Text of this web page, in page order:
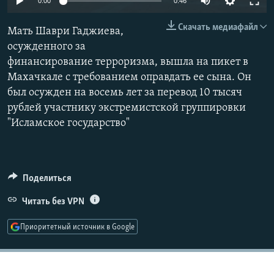
ПОДПИШИТЕСЬ НА РАССЫЛКУ
СОЦИАЛЬНЫЕ СЕТИ
Auto 240p 360p
1080p
480p
1080p
Скачать медиафайл
Мать Шаври Гаджиева,
осужденного за
финансирование терроризма, вышла на пикет в
Махачкале с требованием оправдать ее сына. Он
был осужден на восемь лет за перевод 10 тысяч
рублей участнику экстремистской группировки
"Исламское государство"
Поделиться
Читать без VPN
Приоритетный источник в Google